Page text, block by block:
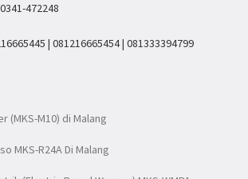
472248
| 081216665454 | 081333394799
(MKS-M10) di Malang
MKS-R24A Di Malang